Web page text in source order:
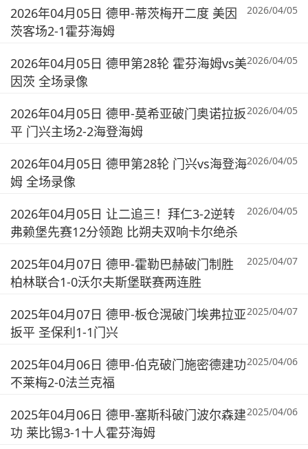
2026年04月05日 德甲-蒂茨梅开二度 美因
茨客场2-1霍芬海姆
2026/04/05
2026年04月05日 德甲第28轮 霍芬海姆vs美
因茨 全场录像
2026/04/05
2026年04月05日 德甲-莫希亚破门奥诺拉扳
平 门兴主场2-2海登海姆
2026/04/05
2026年04月05日 德甲第28轮 门兴vs海登海
姆 全场录像
2026/04/05
2026年04月05日 让二追三！拜仁3-2逆转
弗赖堡先赛12分领跑 比朔夫双响卡尔绝杀
2026/04/05
2025年04月07日 德甲-霍勒巴赫破门制胜
柏林联合1-0沃尔夫斯堡联赛两连胜
2025/04/07
2025年04月07日 德甲-板仓滉破门埃弗拉亚
扳平 圣保利1-1门兴
2025/04/07
2025年04月06日 德甲-伯克破门施密德建功
不莱梅2-0法兰克福
2025/04/06
2025年04月06日 德甲-塞斯科破门波尔森建
功 莱比锡3-1十人霍芬海姆
2025/04/06